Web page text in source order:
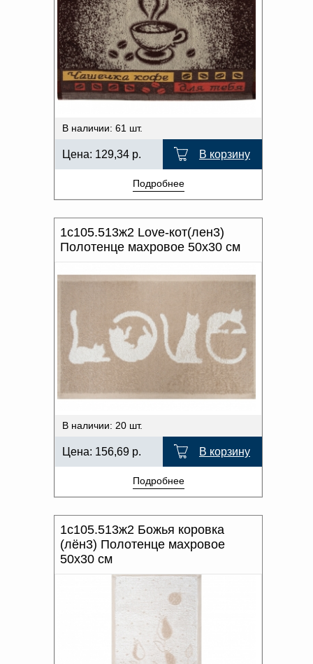
В наличии: 61 шт.
Цена: 129,34 р. В корзину
Подробнее
1с105.513ж2 Love-кот(лен3)
Полотенце махровое 50х30 см
В наличии: 20 шт.
Цена: 156,69 р. В корзину
Подробнее
1с105.513ж2 Божья коровка
(лён3) Полотенце махровое
50х30 см